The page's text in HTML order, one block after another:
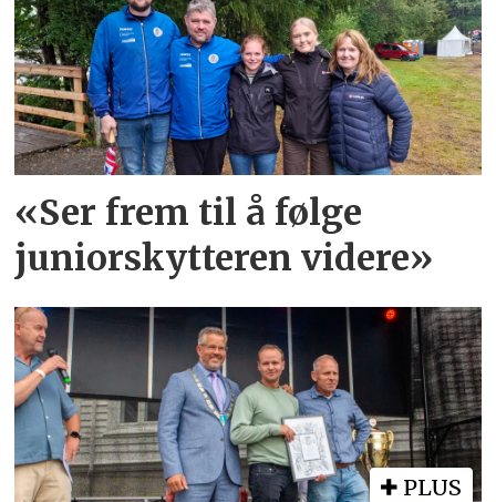
«Ser frem til å følge
juniorskytteren videre»
PLUS